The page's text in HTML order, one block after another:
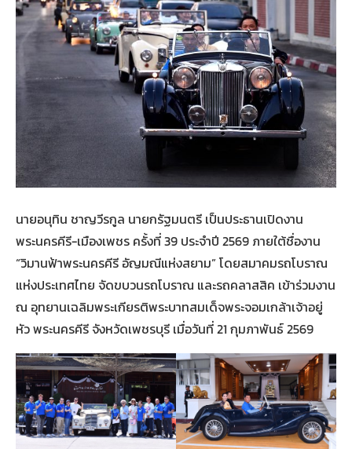
นายอนุทิน ชาญวีรกูล นายกรัฐมนตรี เป็นประธานเปิดงาน
พระนครคีรี-เมืองเพชร ครั้งที่ 39 ประจำปี 2569 ภายใต้ชื่องาน
“วิมานฟ้าพระนครคีรี อัญมณีแห่งสยาม” โดยสมาคมรถโบราณ
แห่งประเทศไทย จัดขบวนรถโบราณ และรถคลาสสิค เข้าร่วมงาน
ณ อุทยานเฉลิมพระเกียรติพระบาทสมเด็จพระจอมเกล้าเจ้าอยู่
หัว พระนครคีรี จังหวัดเพชรบุรี เมื่อวันที่ 21 กุมภาพันธ์ 2569